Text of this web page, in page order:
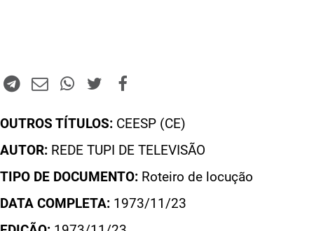
OUTROS TÍTULOS: CEESP (CE)
AUTOR: REDE TUPI DE TELEVISÃO
TIPO DE DOCUMENTO: Roteiro de locução
DATA COMPLETA: 1973/11/23